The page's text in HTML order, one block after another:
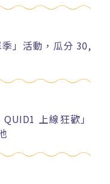
」活動，瓜分 30,
上線狂歡」